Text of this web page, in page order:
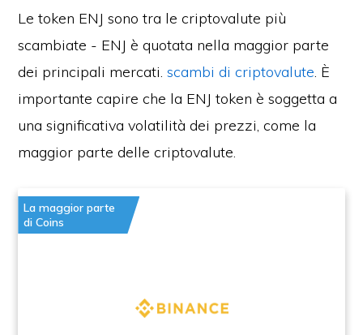
Le token ENJ sono tra le criptovalute più
scambiate - ENJ è quotata nella maggior parte
dei principali mercati.scambi di criptovalute. È
importante capire che la ENJ token è soggetta a
una significativa volatilità dei prezzi, come la
maggior parte delle criptovalute.
La maggior parte
di Coins